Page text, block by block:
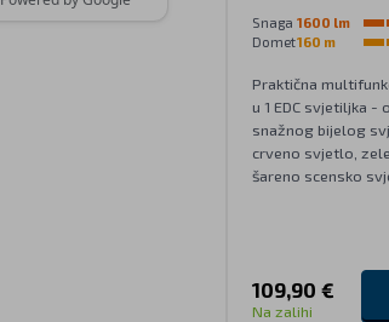
Snaga 1600 lm
Domet160 m
Praktična
u 1 EDC svjetiljka -
snažnog bijelog
crveno svjetlo,
šareno scensko
109,90 €
Na zalihi